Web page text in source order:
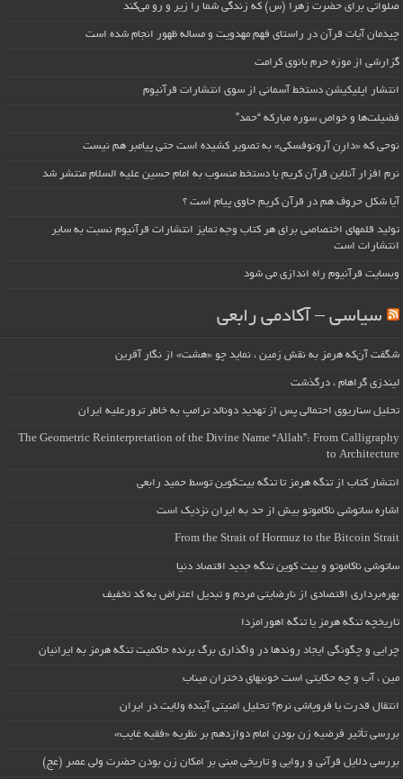
صلواتی برای حضرت زهرا (س) که زندگی شما را زیر و رو می‌کند
چیدمان آیات قرآن در راستای فهم مهدویت و مساله ظهور انجام شده است
گزارشی از موزه حرم بانوی کرامت
انتشار اپلیکیشن دستخط آسمانی از سوی انتشارات قرآنیوم
فضیلت‌ها و خواص سوره مبارکه “حمد”
نوحی که «دارِن آرونوفسکی» به تصویر کشیده است حتی پیامبر هم نیست
نرم افزار آنلاین قرآن کریم با دستخط منسوب به امام حسین علیه السلام منتشر شد
آیا شکل حروف هم در قرآن کریم حاوی پیام است ؟
تولید قلمهای اختصاصی برای هر کتاب وجه تمایز انتشارات قرآنیوم نسبت به سایر
انتشارات است
وبسایت قرآنیوم راه اندازی می شود
سیاسی – آکادمی رابعی
شگفت آن‌که هرمز به نقش زمین ، نماید چو «هشت» از نگار آفرین
لیندزی گراهام ، درگذشت
تحلیل سناریوی احتمالی پس از تهدید دونالد ترامپ به خاطر ترورعلیه ایران
The Geometric Reinterpretation of the Divine Name “Allah”: From Calligraphy
to Architecture
انتشار کتاب از تنگه هرمز تا تنگه بیت‌کوین توسط حمید رابعی
اشاره ساتوشی ناکاموتو بیش از حد به ایران نزدیک است
From the Strait of Hormuz to the Bitcoin Strait
ساتوشی ناکاموتو و بیت کوین تنگه جدید اقتصاد دنیا
بهره‌برداری اقتصادی از نارضایتی مردم و تبدیل اعتراض به کد تخفیف
تاریخچه تنگه هرمز یا تنگه اهورامزدا
چرایی و چگونگی ایجاد روندها در واگذاری برگ برنده حاکمیت تنگه هرمز به ایرانیان
مین ، آب و چه حکایتی است خونبهای دختران میناب
انتقال قدرت یا فروپاشی نرم؟ تحلیل امنیتی آینده ولایت در ایران
بررسی تأثیر فرضیه زن بودن امام دوازدهم بر نظریه «فقیه غایب»
بررسی دلایل قرآنی و روایی و تاریخی مبنی بر امکان زن بودن حضرت ولی عصر (عج)